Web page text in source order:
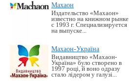
Махаон
Издательство «Махаон»
известно на книжном рынке
с 1993 г. Специализируется
на выпуске...
Махаон-Україна
Видавництво «Махаон-
Україна» було створено в
1997 році, й воно одразу
стало лідером у галузі...